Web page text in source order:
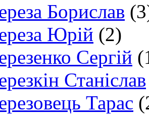
Борислав
Юрій (2)
Сергій
Станіслав
Тарас